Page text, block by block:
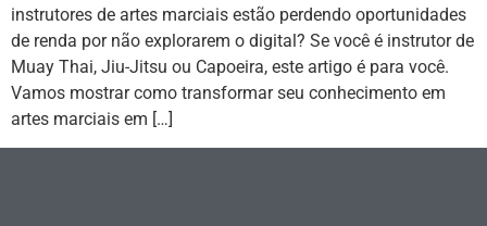
instrutores de artes marciais estão perdendo oportunidades
de renda por não explorarem o digital? Se você é instrutor de
Muay Thai, Jiu-Jitsu ou Capoeira, este artigo é para você.
Vamos mostrar como transformar seu conhecimento em
artes marciais em […]